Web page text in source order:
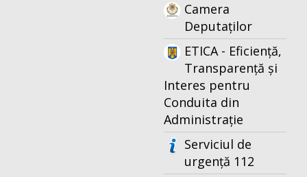
Camera
Deputaților
ETICA - Eficiență,
Transparență și
Interes pentru
Conduita din
Administrație
Serviciul de
urgență 112